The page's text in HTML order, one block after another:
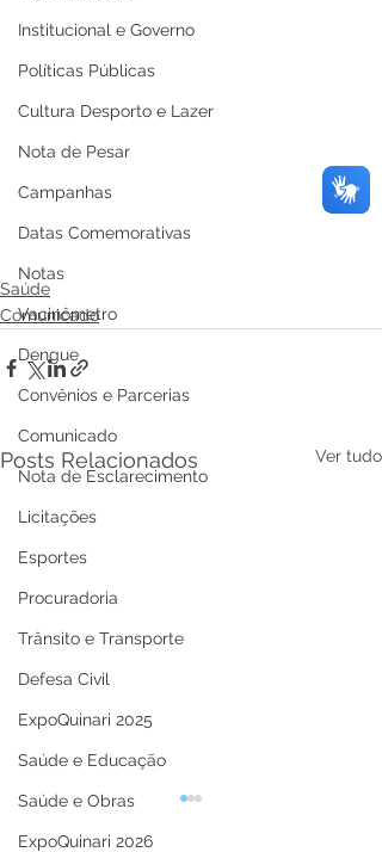
Institucional e Governo
Políticas Públicas
Cultura Desporto e Lazer
Nota de Pesar
Campanhas
Datas Comemorativas
Notas
Vacinômetro
Dengue
Convênios e Parcerias
Comunicado
Nota de Esclarecimento
Licitações
Esportes
Procuradoria
Trânsito e Transporte
Defesa Civil
ExpoQuinari 2025
Saúde e Educação
Saúde e Obras
ExpoQuinari 2026
Saúde
Comunicado
Posts Relacionados Ver tudo